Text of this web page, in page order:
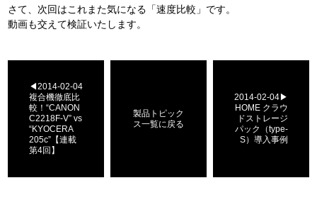
さて、次回はこれまた気になる 「速度比較」 です。
動画も交えて検証いたします。
◀2014-02-04
複合機徹底比
較！“CANON
C2218F-V” vs
“KYOCERA
205c”【連載
第4回】
製品トピック
ス一覧に戻る
2014-02-04▶
HOME クラウ
ドストレージ
パック（type-
S）導入事例